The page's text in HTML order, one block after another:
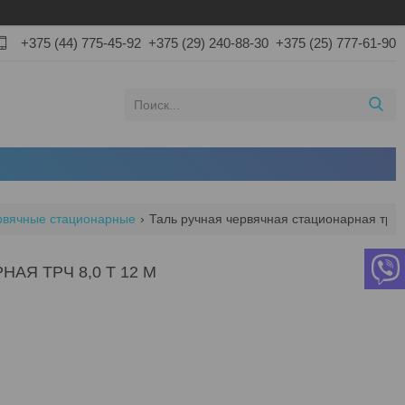
+375 (44) 775-45-92 +375 (29) 240-88-30 +375 (25) 777-61-90
стационарные
ТРЧ 8,0 Т 12 М